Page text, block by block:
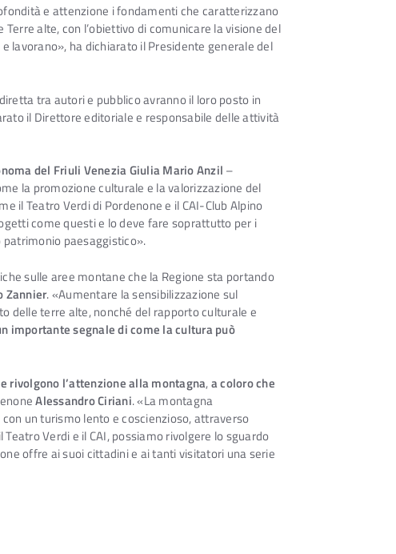
e attenzione i fondamenti che caratterizzano
alte, con l’obiettivo di comunicare la visione del
lavorano», ha dichiarato il Presidente generale del
tra autori e pubblico avranno il loro posto in
il Direttore editoriale e responsabile delle attività
del Friuli Venezia GiuliaMario Anzil –
la promozione culturale e la valorizzazione del
il Teatro Verdi di Pordenone e il CAI-Club Alpino
come questi e lo deve fare soprattutto per i
paesaggistico».
sulle aree montane che la Regione sta portando
Zannier. «Aumentare la sensibilizzazione sul
delle terre alte, nonché del rapporto culturale e
importante segnale di come la cultura può
rivolgono l’attenzione alla montagna,a coloro che
Alessandro Ciriani. «La montagna
un turismo lento e coscienzioso, attraverso
Verdi e il CAI, possiamo rivolgere lo sguardo
offre ai suoi cittadini e ai tanti visitatori una serie